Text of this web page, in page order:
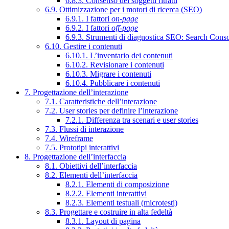
6.9. Ottimizzazione per i motori di ricerca (SEO)
6.9.1. I fattori on-page
6.9.2. I fattori off-page
6.9.3. Strumenti di diagnostica SEO: Search
6.10. Gestire i contenuti
6.10.1. L’inventario dei contenuti
6.10.2. Revisionare i contenuti
6.10.3. Migrare i contenuti
6.10.4. Pubblicare i contenuti
7. Progettazione dell’interazione
7.1. Caratteristiche dell’interazione
7.2. User stories per definire l’interazione
7.2.1. Differenza tra scenari e user stories
7.3. Flussi di interazione
7.4. Wireframe
7.5. Prototipi interattivi
8. Progettazione dell’interfaccia
8.1. Obiettivi dell’interfaccia
8.2. Elementi dell’interfaccia
8.2.1. Elementi di composizione
8.2.2. Elementi interattivi
8.2.3. Elementi testuali (microtesti)
8.3. Progettare e costruire in alta fedeltà
8.3.1. Layout di pagina